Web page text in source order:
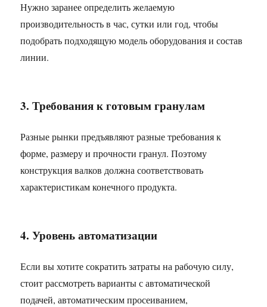
Нужно заранее определить желаемую
производительность в час, сутки или год, чтобы
подобрать подходящую модель оборудования и состав
линии.
3. Требования к готовым гранулам
Разные рынки предъявляют разные требования к
форме, размеру и прочности гранул. Поэтому
конструкция валков должна соответствовать
характеристикам конечного продукта.
4. Уровень автоматизации
Если вы хотите сократить затраты на рабочую силу,
стоит рассмотреть варианты с автоматической
подачей, автоматическим просеиванием,